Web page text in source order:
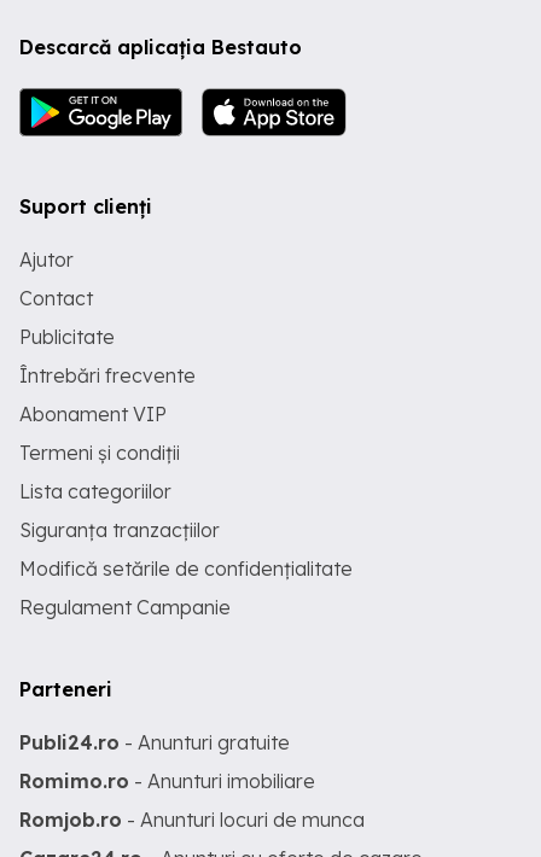
Descarcă aplicația Bestauto
Suport clienți
Ajutor
Contact
Publicitate
Întrebări frecvente
Abonament VIP
Termeni și condiții
Lista categoriilor
Siguranța tranzacțiilor
Modifică setările de confidențialitate
Regulament Campanie
Parteneri
Publi24.ro - Anunturi gratuite
Romimo.ro - Anunturi imobiliare
Romjob.ro - Anunturi locuri de munca